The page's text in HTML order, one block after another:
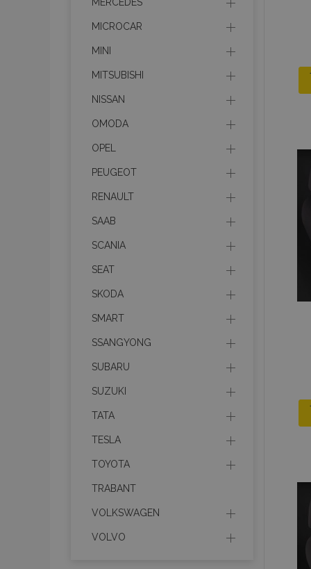
MICROCAR
MINI
MITSUBISHI
NISSAN
OMODA
OPEL
PEUGEOT
RENAULT
SAAB
SCANIA
SEAT
SKODA
SMART
SSANGYONG
SUBARU
SUZUKI
TATA
TESLA
TOYOTA
TRABANT
VOLKSWAGEN
VOLVO